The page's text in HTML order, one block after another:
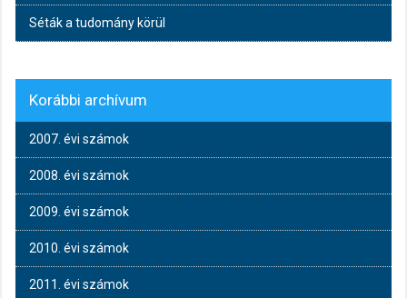
Séták a tudomány körül
Korábbi archívum
2007. évi számok
2008. évi számok
2009. évi számok
2010. évi számok
2011. évi számok